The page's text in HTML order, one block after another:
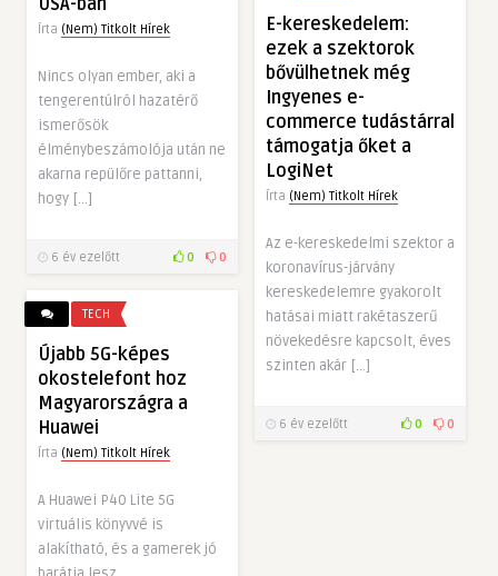
USA-ban
Írta (Nem) Titkolt Hírek
Nincs olyan ember, aki a
tengerentúlról hazatérő
ismerősök
élménybeszámolója után ne
akarna repülőre pattanni,
hogy […]
6 év ezelőtt 0 0
E-kereskedelem:
ezek a szektorok
bővülhetnek még
Ingyenes e-
commerce tudástárral
támogatja őket a
LogiNet
Írta (Nem) Titkolt Hírek
Az e-kereskedelmi szektor a
koronavírus-járvány
kereskedelemre gyakorolt
hatásai miatt rakétaszerű
növekedésre kapcsolt, éves
szinten akár […]
6 év ezelőtt 0 0
TECH
Újabb 5G-képes
okostelefont hoz
Magyarországra a
Huawei
Írta (Nem) Titkolt Hírek
A Huawei P40 Lite 5G
virtuális könyvvé is
alakítható, és a gamerek jó